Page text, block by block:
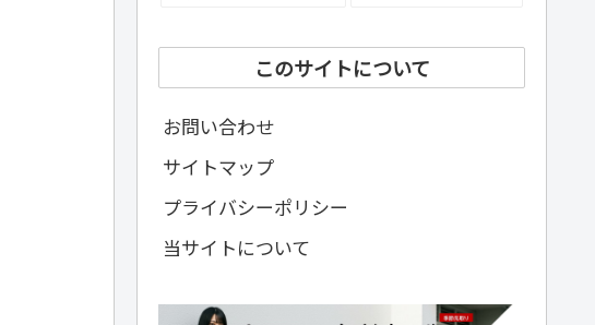
このサイトについて
お問い合わせ
サイトマップ
プライバシーポリシー
当サイトについて